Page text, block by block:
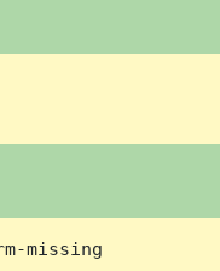
missing